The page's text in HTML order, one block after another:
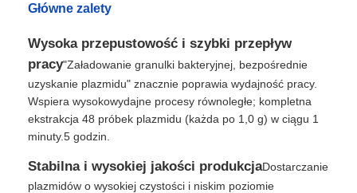
Główne zalety
Wysoka przepustowość i szybki przepływ
pracy"Załadowanie granulki bakteryjnej, bezpośrednie
uzyskanie plazmidu" znacznie poprawia wydajność pracy.
Wspiera wysokowydajne procesy równoległe; kompletna
ekstrakcja 48 próbek plazmidu (każda po 1,0 g) w ciągu 1
minuty.5 godzin.
Stabilna i wysokiej jakości produkcjaDostarczanie
plazmidów o wysokiej czystości i niskim poziomie